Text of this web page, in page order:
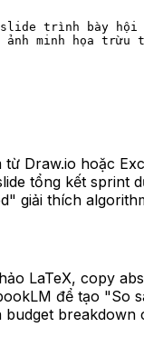
trình bày hội
minh họa trừu
từ Draw.io hoặc
tổng kết sprint
giải thích
LaTeX, copy
để tạo "So
budget